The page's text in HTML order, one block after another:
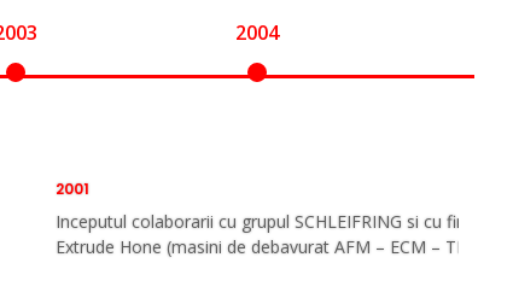
2004
2001
Inceputul colaborarii cu grupul SCHLEIFRING si cu firma
Extrude Hone (masini de debavurat AFM – ECM – TEM).